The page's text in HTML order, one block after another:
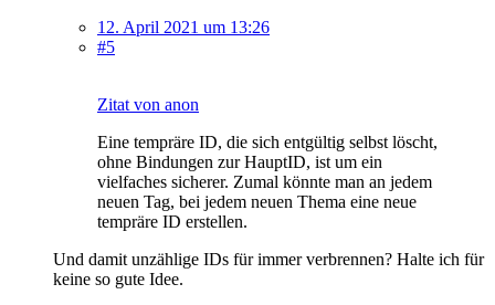
12. April 2021 um 13:26
#5
Zitat von anon
Eine tempräre ID, die sich entgültig selbst löscht,
ohne Bindungen zur HauptID, ist um ein
vielfaches sicherer. Zumal könnte man an jedem
neuen Tag, bei jedem neuen Thema eine neue
tempräre ID erstellen.
Und damit unzählige IDs für immer verbrennen? Halte ich für
keine so gute Idee.